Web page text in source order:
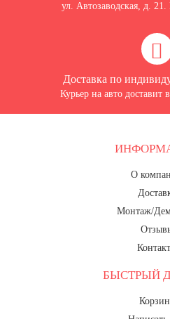
ул. Автозаводская, д.
Доставка по
Курьер на авто доставит
О
Монтаж/
БЫСТРЫЙ